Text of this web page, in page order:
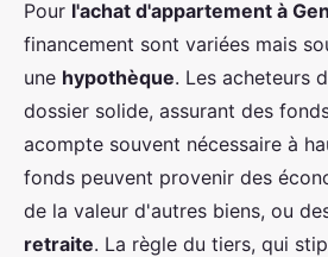
Pour l'achat d'appartement à
financement sont variées mais
une hypothèque. Les acheteurs
dossier solide, assurant des
acompte souvent nécessaire à
fonds peuvent provenir des
de la valeur d'autres biens, ou
retraite. La règle du tiers, qui